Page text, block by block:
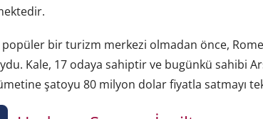
popüler bir turizm merkezi olmadan önce,
Kale, 17 odaya sahiptir ve bugünkü sahibi
şatoyu 80 milyon dolar fiyatla satmayı